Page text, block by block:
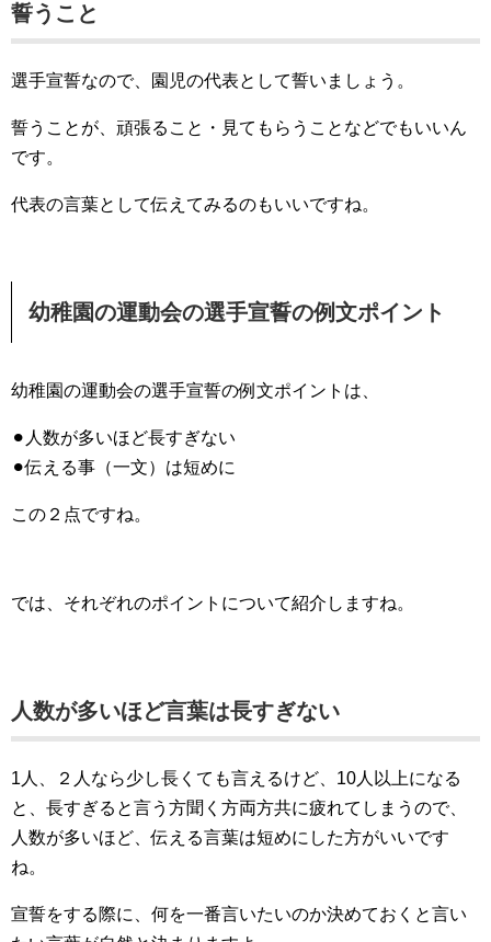
誓うこと
選手宣誓なので、園児の代表として誓いましょう。
誓うことが、頑張ること・見てもらうことなどでもいいん
です。
代表の言葉として伝えてみるのもいいですね。
幼稚園の運動会の選手宣誓の例文ポイント
幼稚園の運動会の選手宣誓の例文ポイントは、
⚫︎人数が多いほど長すぎない
⚫︎伝える事（一文）は短めに
この２点ですね。
では、それぞれのポイントについて紹介しますね。
人数が多いほど言葉は長すぎない
1人、２人なら少し長くても言えるけど、10人以上になる
と、長すぎると言う方聞く方両方共に疲れてしまうので、
人数が多いほど、伝える言葉は短めにした方がいいです
ね。
宣誓をする際に、何を一番言いたいのか決めておくと言い